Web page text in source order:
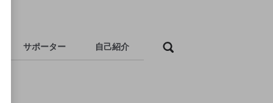
サポーター 自己紹介